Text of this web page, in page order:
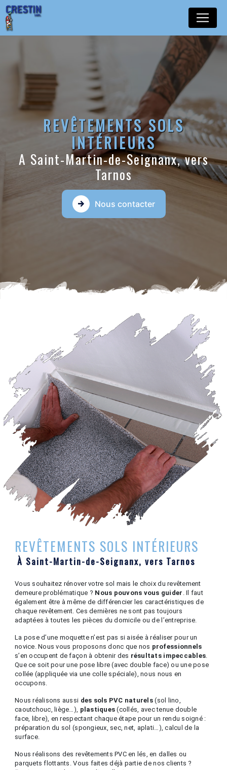
REVÊTEMENTS SOLS
INTÉRIEURS
A Saint-Martin-de-Seignanx, vers
Tarnos
Nous contacter
REVÊTEMENTS SOLS INTÉRIEURS
À Saint-Martin-de-Seignanx, vers Tarnos
Vous souhaitez rénover votre sol mais le choix du revêtement
demeure problématique ? Nous pouvons vous guider . Il faut
également être à même de différencier les caractéristiques de
chaque revêtement. Ces dernières ne sont pas toujours
adaptées à toutes les pièces du domicile ou de l’entreprise.
La pose d’une moquette n’est pas si aisée à réaliser pour un
novice. Nous vous proposons donc que nos professionnels
s’en occupent de façon à obtenir des résultats impeccables.
Que ce soit pour une pose libre (avec double face) ou une pose
collée (appliquée via une colle spéciale), nous nous en
occupons.
Nous réalisons aussi des sols PVC naturels(sol lino,
caoutchouc, liège…), plastiques(collés, avec tenue double
face, libre), en respectant chaque étape pour un rendu soigné :
préparation du sol (spongieux, sec, net, aplati…), calcul de la
surface.
Nous réalisons des revêtements PVC en lés, en dalles ou
parquets flottants. Vous faites déjà partie de nos clients ?
Panneau de gestion des cookies